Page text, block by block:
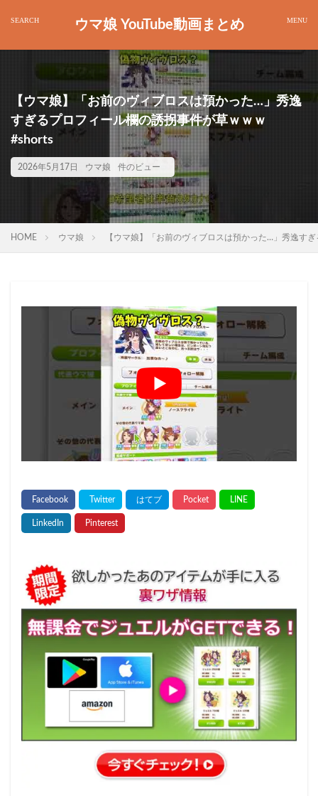
ウマ娘 YouTube動画まとめ
【ウマ娘】「お前のヴィブロスは預かった…」秀逸
すぎるプロフィール欄の誘拐事件が草ｗｗｗ
#shorts
2026年5月17日 ウマ娘 件のビュー
HOME ウマ娘 【ウマ娘】「お前のヴィブロスは預かった…」秀逸す